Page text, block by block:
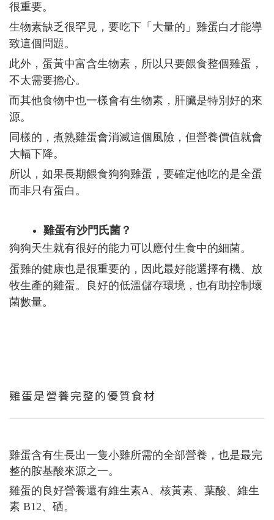
很重要。
生物素缺乏很罕見，要吃下「大量的」雞蛋白才能導
致這個問題。
此外，蛋黃中富含生物素，所以只要餵食整個雞蛋，
不太需要擔心。
而其他食物中也一樣會有生物素，肝臟是特別好的來
源。
同樣的，煮熟雞蛋會消滅這個風險，但營養價值就會
大幅下降。
所以，如果長期餵食狗狗雞蛋，要確定他吃的是全蛋
而非只有蛋白。
雞蛋有沙門氏菌？
狗狗天生就有很好的能力可以應付生食中的細菌。
蛋雞的健康也是很重要的，因此最好能選擇有機、放
牧生產的雞蛋。良好的低溫儲存環境，也有助控制壞
菌數量。
雞蛋是營養完整的優質食材
雞蛋含有生長出一隻小雞所需的全部營養，也是最完
整的胺基酸來源之一。
雞蛋的良好營養還有維生素A、核黃素、葉酸、維生
素 B12、硒。